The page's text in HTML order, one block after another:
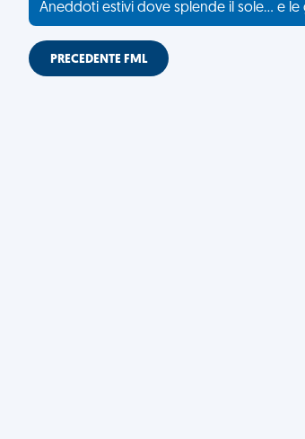
Aneddoti estivi dove splende il sole... e
PRECEDENTE FML